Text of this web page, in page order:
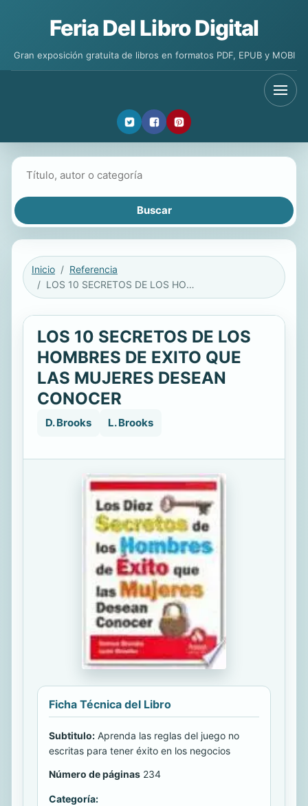
Feria Del Libro Digital
Gran exposición gratuita de libros en formatos PDF, EPUB y MOBI
Inicio
Referencia
LOS 10 SECRETOS DE LOS HOMBRES DE EXITO QUE LAS MUJERES DESEAN CONOCER
LOS 10 SECRETOS DE LOS
HOMBRES DE EXITO QUE
LAS MUJERES DESEAN
CONOCER
D. Brooks L. Brooks
Ficha Técnica del Libro
Subtitulo: Aprenda las reglas del juego no
escritas para tener éxito en los negocios
Número de páginas 234
Categoría: